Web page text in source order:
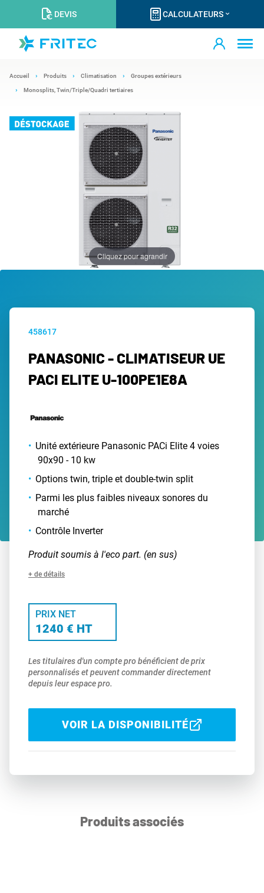
DEVIS CALCULATEURS
Accueil Produits Climatisation Groupes extérieurs
Monosplits, Twin/Triple/Quadri tertiaires
Cliquez pour agrandir
458617
PANASONIC - CLIMATISEUR UE
PACI ELITE U-100PE1E8A
Unité extérieure Panasonic PACi Elite 4 voies
90x90 - 10 kw
Options twin, triple et double-twin split
Parmi les plus faibles niveaux sonores du
marché
Contrôle Inverter
Produit soumis à l'eco part. (en sus)
+ de détails
PRIX NET
1240 € HT
Les titulaires d'un compte pro bénéficient de prix
personnalisés et peuvent commander directement
depuis leur espace pro.
VOIR LA DISPONIBILITÉ
Produits associés